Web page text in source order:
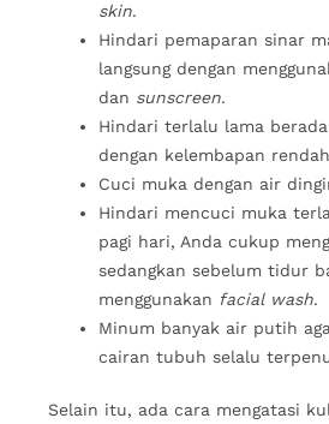
skin.
Hindari pemaparan sinar
langsung dengan
dan sunscreen.
Hindari terlalu lama
dengan kelembapan
Cuci muka dengan air
Hindari mencuci muka
pagi hari, Anda cukup
sedangkan sebelum tidur
menggunakan facial wash.
Minum banyak air putih
cairan tubuh selalu
Selain itu, ada cara mengatasi